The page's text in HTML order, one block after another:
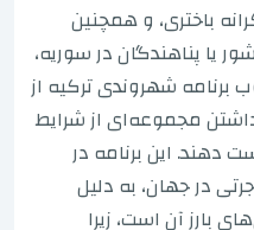
باختری، و همچنین
یا پناهندگان در سوریه،
برنامه شهروندی ترکیه از
مجموعه‌ای از شرایط
این برنامه در
در جهان، به دلیل
بارز آن است، زیرا